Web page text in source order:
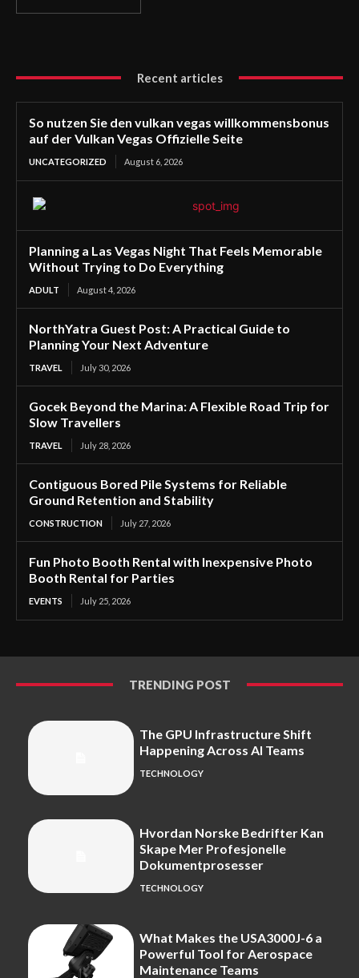
Recent articles
So nutzen Sie den vulkan vegas willkommensbonus
auf der Vulkan Vegas Offizielle Seite
UNCATEGORIZED August 6, 2026
Planning a Las Vegas Night That Feels Memorable
Without Trying to Do Everything
ADULT August 4, 2026
NorthYatra Guest Post: A Practical Guide to
Planning Your Next Adventure
TRAVEL July 30, 2026
Gocek Beyond the Marina: A Flexible Road Trip for
Slow Travellers
TRAVEL July 28, 2026
Contiguous Bored Pile Systems for Reliable
Ground Retention and Stability
CONSTRUCTION July 27, 2026
Fun Photo Booth Rental with Inexpensive Photo
Booth Rental for Parties
EVENTS July 25, 2026
TRENDING POST
The GPU Infrastructure Shift
Happening Across AI Teams
TECHNOLOGY
Hvordan Norske Bedrifter Kan
Skape Mer Profesjonelle
Dokumentprosesser
TECHNOLOGY
What Makes the USA3000J-6 a
Powerful Tool for Aerospace
Maintenance Teams